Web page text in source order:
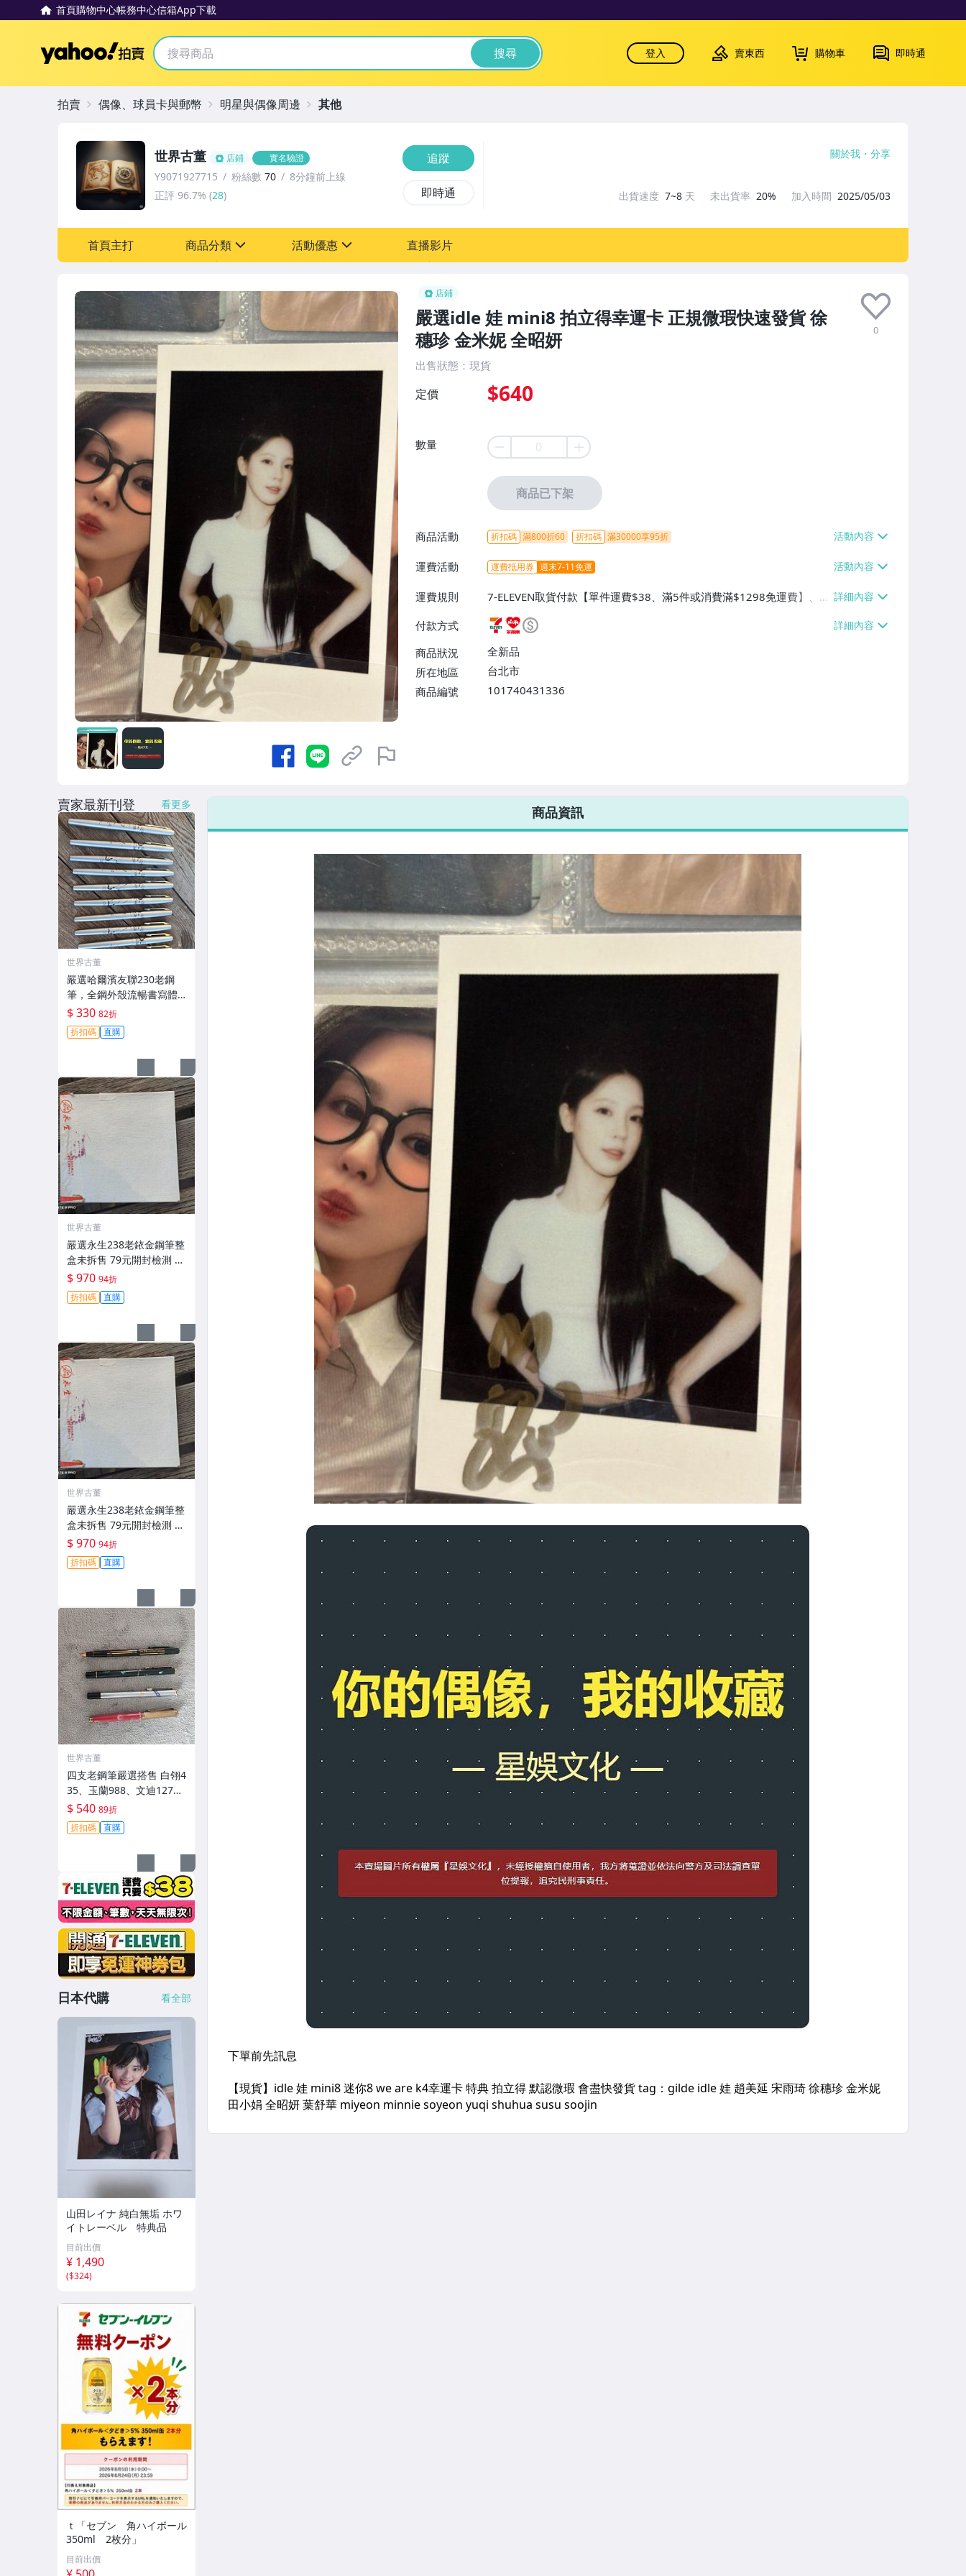
首頁購物中心帳務中心信箱App下載
Yahoo拍賣 搜尋 登入 賣東西 購物車 即時通
店鋪
嚴選idle 娃 mini8 拍立得幸運卡 正規微瑕快速發貨 徐
穗珍 金米妮 全昭妍
0
出售狀態：現貨
定價 $640
數量
商品已下架
商品活動 折扣碼 滿800折60 折扣碼 滿30000享95折
運費活動 運費抵用券 週末7-11免運
運費規則
7-ELEVEN取貨付款【單件運費$38、滿5件或消費滿$1298免運費】、7-
ELEVEN取貨不付款【免運費】、萊爾富取貨付款【單件運費$60、滿5件
或消費滿$1298免運費】、宅配/貨運【單件運費$120、滿5件或消費滿
$1598免運費】
付款方式
商品狀況
全新品
所在地區
台北市
商品編號
101740431336
世界古董 店鋪 實名驗證
Y9071927715 粉絲數 70
8分鐘前上線
正評 96.7% (28)
追蹤
即時通
關於我 分享
出貨速度 7~8 天 未出貨率 20% 加入時間 2025/05/03
首頁主打 商品分類 活動優惠
[全店] 周年慶
直播影片
拍賣 偶像、球員卡與郵幣 明星與偶像周邊 其他
商品資訊
賣家最新刊登 看更多
世界古董
嚴選哈爾濱友聯230老鋼
筆，全鋼外殼流暢書寫體
驗佳 仙鶴圖案祥雲紋飾 老
壇收藏佳品 銥售中 筆尖銥
粒 鋼筆 友聯230 仙鶴
$ 330 82折
折扣碼 直購
世界古董
嚴選永生238老銥金鋼筆整
盒未拆售 79元開封檢測 中
古收藏推薦 鋉絲鋼筆 永生
鋼筆 原廠鋼筆
$ 970 94折
折扣碼 直購
世界古董
嚴選永生238老銥金鋼筆整
盒未拆售 79元開封檢測 中
古收藏推薦 鋉絲鋼筆 永生
鋼筆 原廠鋼筆
$ 970 94折
折扣碼 直購
世界古董
四支老鋼筆嚴選搭售 白翎4
35、玉蘭988、文迪127、
文達835 同樣未上墨 使用
久經考驗的老工藝 白翎43
5、玉蘭988、文迪127、
$ 540 89折
折扣碼 直購
日本代購 看全部
山田レイナ 純白無垢 ホワ
イトレーベル 特典品
目前出價
¥ 1,490
($324)
ｔ「セブン 角ハイボール
350ml 2枚分」
目前出價